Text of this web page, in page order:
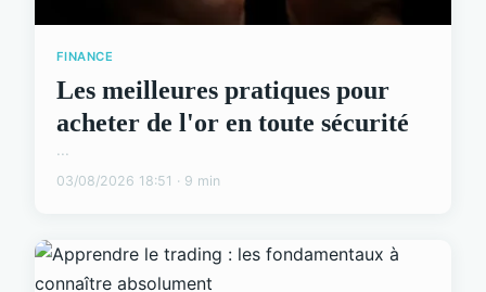
FINANCE
Les meilleures pratiques pour
acheter de l'or en toute sécurité
...
03/08/2026 18:51 · 9 min